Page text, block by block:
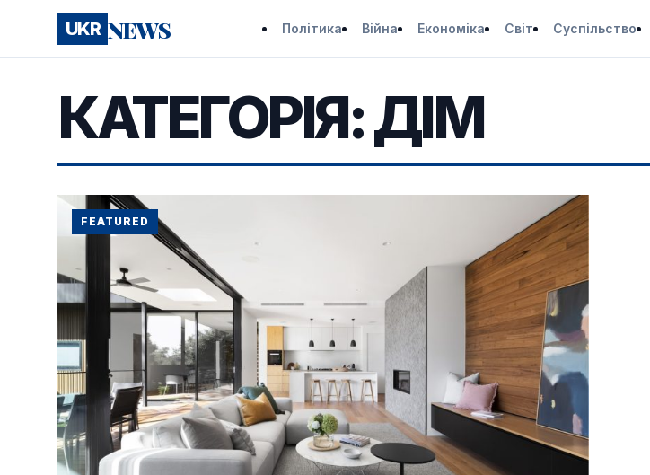
UKR NEWS Політика Війна Економіка Світ Суспільство
КАТЕГОРІЯ:ДІМ
FEATURED